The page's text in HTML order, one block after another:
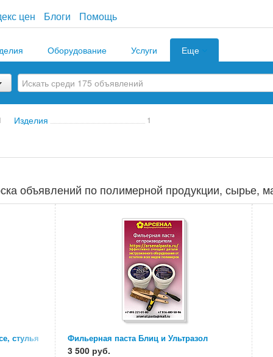
цен Блоги Помощь
Оборудование Услуги Еще
Изделия 1
объявлений по полимерной продукции, сырье,
стулья
Фильерная паста Блиц и Ультразол
3 500 руб.